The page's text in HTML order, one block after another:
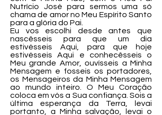
Nutrício José para sermos uma só
chama de amor no Meu Espírito Santo
para a glória do Pai.
Eu vos escolhi desde antes que
nascêsseis para que um dia
estivésseis Aqui, para que hoje
estivésseis Aqui e conhecêsseis o
Meu grande Amor, ouvísseis a Minha
Mensagem e fosseis os portadores,
os Mensageiros da Minha Mensagem
ao mundo inteiro. O Meu Coração
coloca em vós a Sua confiança. Sois a
última esperança da Terra, levai
portanto, a Minha salvação, levai o